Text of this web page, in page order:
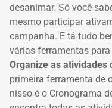
desanimar. Só você
mesmo participar
campanha. E tá tudo
várias ferramentas
Organize as atividades
primeira ferramenta de
nisso é o Cronograma